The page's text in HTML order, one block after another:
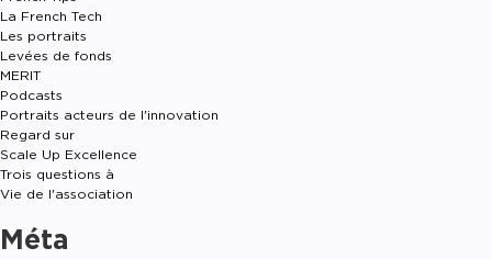
La French Tech
Les portraits
Levées de fonds
MERIT
Podcasts
Portraits acteurs de l'innovation
Regard sur
Scale Up Excellence
Trois questions à
Vie de l'association
Méta